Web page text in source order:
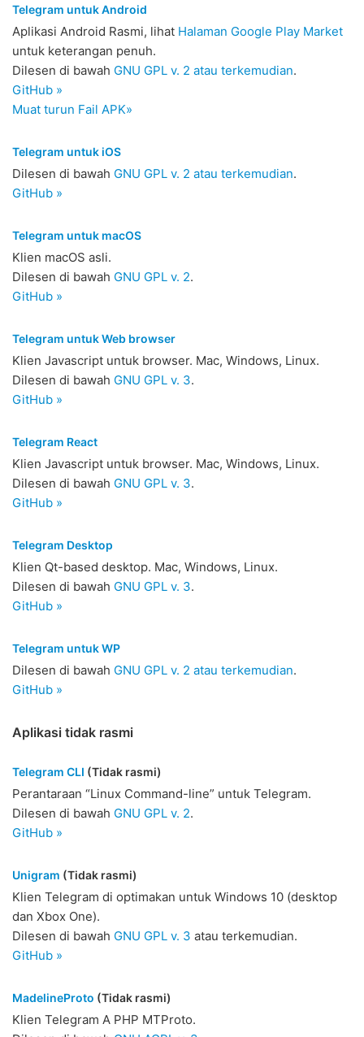
Telegram untuk Android
Aplikasi Android Rasmi, lihat Halaman Google Play Market
untuk keterangan penuh.
Dilesen di bawah GNU GPL v. 2 atau terkemudian.
GitHub »
Muat turun Fail APK»
Telegram untuk iOS
Dilesen di bawah GNU GPL v. 2 atau terkemudian.
GitHub »
Telegram untuk macOS
Klien macOS asli.
Dilesen di bawah GNU GPL v. 2.
GitHub »
Telegram untuk Web browser
Klien Javascript untuk browser. Mac, Windows, Linux.
Dilesen di bawah GNU GPL v. 3.
GitHub »
Telegram React
Klien Javascript untuk browser. Mac, Windows, Linux.
Dilesen di bawah GNU GPL v. 3.
GitHub »
Telegram Desktop
Klien Qt-based desktop. Mac, Windows, Linux.
Dilesen di bawah GNU GPL v. 3.
GitHub »
Telegram untuk WP
Dilesen di bawah GNU GPL v. 2 atau terkemudian.
GitHub »
Aplikasi tidak rasmi
Telegram CLI (Tidak rasmi)
Perantaraan “Linux Command-line” untuk Telegram.
Dilesen di bawah GNU GPL v. 2.
GitHub »
Unigram (Tidak rasmi)
Klien Telegram di optimakan untuk Windows 10 (desktop
dan Xbox One).
Dilesen di bawah GNU GPL v. 3 atau terkemudian.
GitHub »
MadelineProto (Tidak rasmi)
Klien Telegram A PHP MTProto.